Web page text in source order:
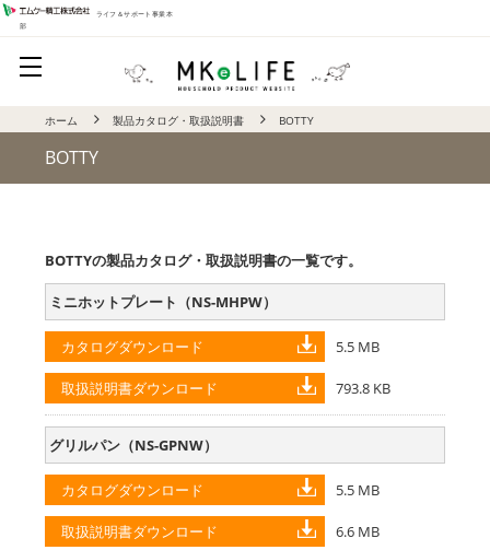
ライフ＆サポート事業本
部
ホーム 製品カタログ・取扱説明書 BOTTY
BOTTY
BOTTYの製品カタログ・取扱説明書の一覧です。
ミニホットプレート（NS-MHPW）
ダウンロード 5.5 MB
ダウンロード 793.8 KB
グリルパン（NS-GPNW）
ダウンロード 5.5 MB
ダウンロード 6.6 MB